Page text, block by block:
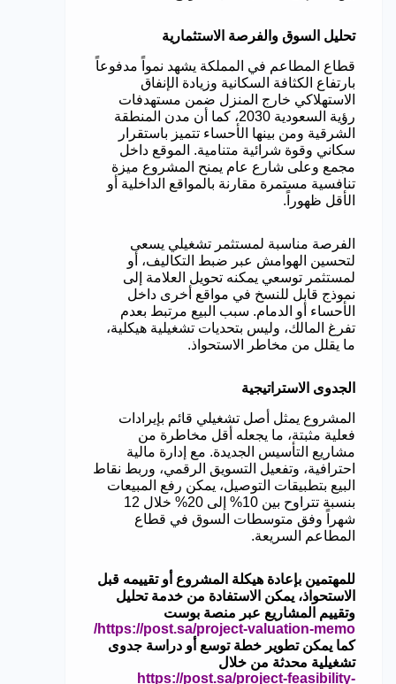
تحليل السوق والفرصة الاستثمارية
قطاع المطاعم في المملكة يشهد نمواً مدفوعاً
بارتفاع الكثافة السكانية وزيادة الإنفاق
الاستهلاكي خارج المنزل ضمن مستهدفات
رؤية السعودية 2030
، كما أن مدن المنطقة
الشرقية ومن بينها الأحساء تتميز باستقرار
سكاني وقوة شرائية متنامية. الموقع داخل
مجمع وعلى شارع عام يمنح المشروع ميزة
تنافسية مستمرة مقارنة بالمواقع الداخلية أو
الأقل ظهوراً.
الفرصة مناسبة لمستثمر تشغيلي يسعى
لتحسين الهوامش عبر ضبط التكاليف، أو
لمستثمر توسعي يمكنه تحويل العلامة إلى
نموذج قابل للنسخ في مواقع أخرى داخل
الأحساء أو الدمام. سبب البيع مرتبط بعدم
تفرغ المالك، وليس بتحديات تشغيلية هيكلية،
ما يقلل من مخاطر الاستحواذ.
الجدوى الاستراتيجية
المشروع يمثل أصل تشغيلي قائم بإيرادات
فعلية مثبتة، ما يجعله أقل مخاطرة من
مشاريع التأسيس الجديدة. مع إدارة مالية
احترافية، وتفعيل التسويق الرقمي، وربط نقاط
البيع بتطبيقات التوصيل، يمكن رفع المبيعات
بنسبة تتراوح بين 10% إلى 20% خلال 12
شهراً وفق متوسطات السوق في قطاع
المطاعم السريعة.
للمهتمين بإعادة هيكلة المشروع أو تقييمه قبل
الاستحواذ، يمكن الاستفادة من خدمة تحليل
وتقييم المشاريع عبر منصة بوست
https://post.sa/project-valuation-memo/
كما يمكن تطوير خطة توسع أو دراسة جدوى
تشغيلية محدثة من خلال
https://post.sa/project-feasibility-